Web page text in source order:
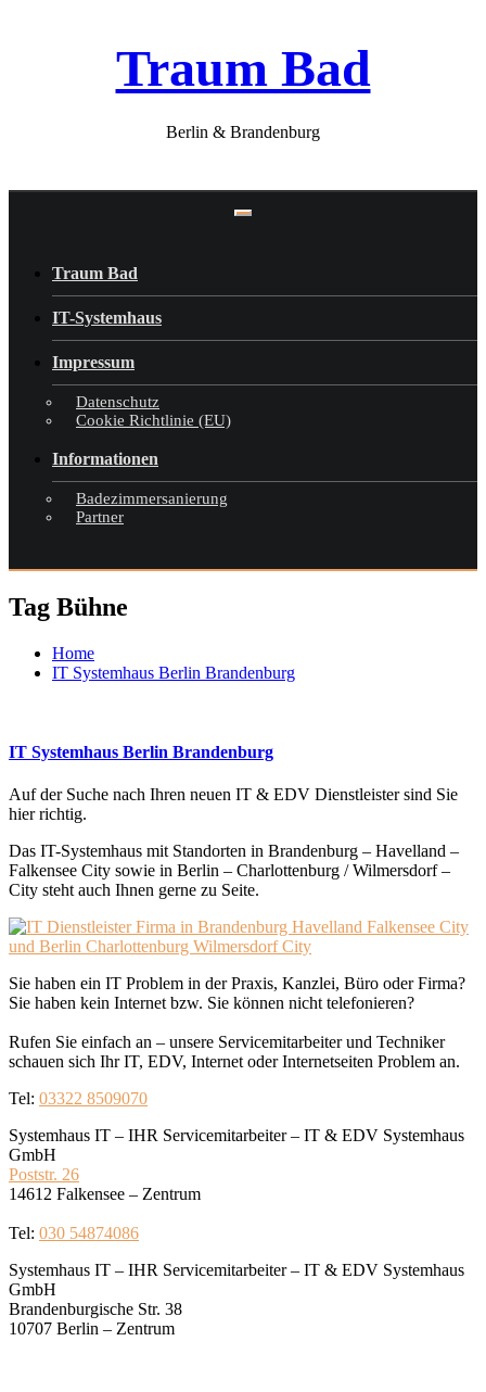
Traum Bad
Berlin & Brandenburg
Traum Bad
IT-Systemhaus
Impressum
Datenschutz
Cookie Richtlinie (EU)
Informationen
Badezimmersanierung
Partner
Tag Bühne
Home
IT Systemhaus Berlin Brandenburg
IT Systemhaus Berlin Brandenburg
Auf der Suche nach Ihren neuen IT & EDV Dienstleister sind Sie
hier richtig.
Das IT-Systemhaus mit Standorten in Brandenburg – Havelland –
Falkensee City sowie in Berlin – Charlottenburg / Wilmersdorf –
City steht auch Ihnen gerne zu Seite.
Sie haben ein IT Problem in der Praxis, Kanzlei, Büro oder Firma?
Sie haben kein Internet bzw. Sie können nicht telefonieren?
Rufen Sie einfach an – unsere Servicemitarbeiter und Techniker
schauen sich Ihr IT, EDV, Internet oder Internetseiten Problem an.
Tel: 03322 8509070
Systemhaus IT – IHR Servicemitarbeiter – IT & EDV Systemhaus
GmbH
Poststr. 26
14612 Falkensee – Zentrum
Tel: 030 54874086
Systemhaus IT – IHR Servicemitarbeiter – IT & EDV Systemhaus
GmbH
Brandenburgische Str. 38
10707 Berlin – Zentrum